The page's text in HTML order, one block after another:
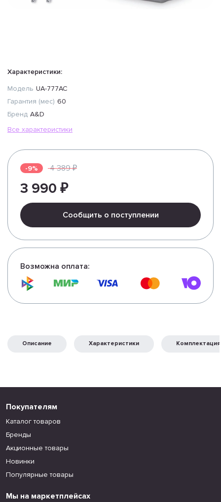
Характеристики:
Модель UA-777AC
Гарантия (мес) 60
Бренд A&D
Все характеристики
-9% 4 389 ₽
3 990 ₽
Сообщить о поступлении
Возможна оплата:
Описание Характеристики Комплектация
Покупателям
Каталог товаров
Бренды
Акционные товары
Новинки
Популярные товары
Мы на маркетплейсах